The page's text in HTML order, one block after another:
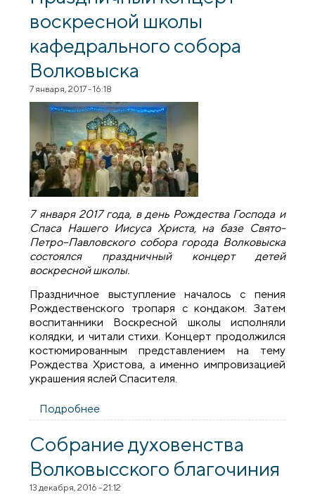
воскресной школы
кафедрального собора
Волковыска
7 января, 2017 - 16:18
7 января 2017 года, в день Рождества Господа и
Спаса Нашего Иисуса Христа, на базе Свято-
Петро–Павловского собора города Волковыска
состоялся праздничный концерт детей
воскресной школы.
Праздничное выступление началось с пения
Рождественского тропаря с кондаком. Затем
воспитанники Воскресной школы исполняли
колядки, и читали стихи. Концерт продолжился
костюмированным представлением на тему
Рождества Христова, а именно импровизацией
украшения яслей Спасителя.
Подробнее
школы кафедрального собора
Собрание духовенства
Волковысского благочиния
13 декабря, 2016 - 21:12